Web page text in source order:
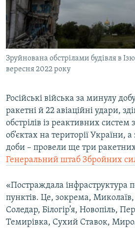
ВІДЕОУРОКИ «ELIFBE»
СВІДЧЕННЯ ОКУПАЦІЇ
УКРАЇНСЬКА ПРОБЛЕМА КРИМУ
ІНФОГРАФІКА
Русский
Qırımtatar
ДОЛУЧАЙСЯ!
Усі сайти RFE/RL
Зруйнована обстрілами будівля в
вересня 2022 року
Російські війська за минулу
ракетні й 22 авіаційні удари,
обстрілів із реактивних
об’єктах на території України, а
доби – провели ще три
Генеральний штаб Збройних
«Постраждала інфраструктура
пунктів. Це, зокрема,
Соледар, Білогір’я, Новопіль,
Темирівка, Сухий Ставок,